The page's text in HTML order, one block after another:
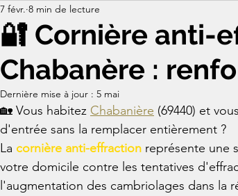
🔐 Cornière anti-
Chabanère :
7 févr. 8 min de lecture
Dernière mise à jour : 5 mai
🏡 Vous habitez Chabanière (69440) et
d'entrée sans la remplacer entièrement ?
La cornière anti-effraction représente une
votre domicile contre les tentatives
l'augmentation des cambriolages dans la